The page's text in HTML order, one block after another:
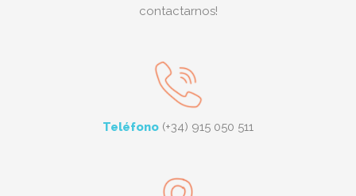
contactarnos!
Teléfono (+34) 915 050 511